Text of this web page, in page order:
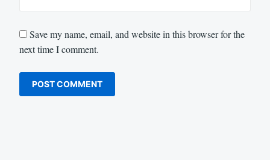
Save my name, email, and website in this browser for the
next time I comment.